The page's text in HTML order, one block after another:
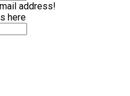
address!
here